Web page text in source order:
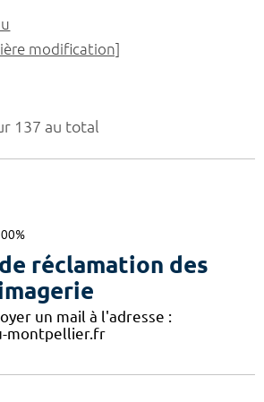
137 au total
réclamation des
un mail à l'adresse :
montpellier.fr
modification]